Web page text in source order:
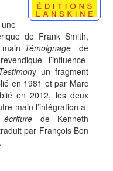
de Frank Smith,
Témoignage de
l’influence-
y un fragment
en 1981 et par Marc
en 2012, les deux
main l’intégration a-
de Kenneth
par François Bon